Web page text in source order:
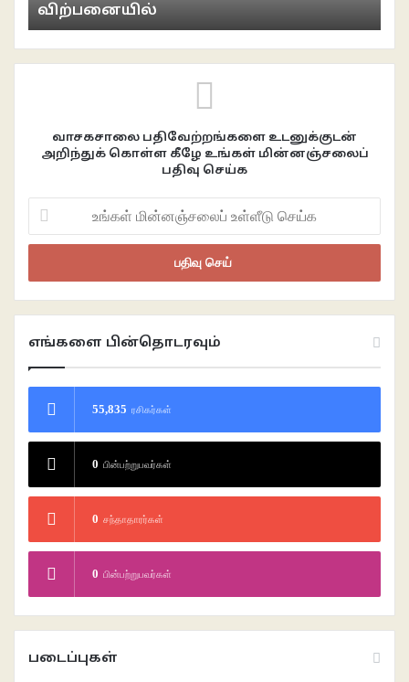
விற்பனையில்
வாசகசாலை பதிவேற்றங்களை உடனுக்குடன்
அறிந்துக் கொள்ள கீழே உங்கள் மின்னஞ்சலைப்
பதிவு செய்க
மின்னஞ்சலைப்
உள்ளீடு
எங்களை பின்தொடரவும்
55,835 ரசிகர்கள்
0 பின்பற்றுபவர்கள்
0 சந்தாதாரர்கள்
0 பின்பற்றுபவர்கள்
படைப்புகள்